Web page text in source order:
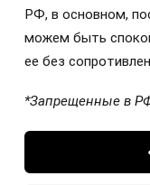
РФ, в основном,
можем быть
ее без
*Запрещенные в РФ